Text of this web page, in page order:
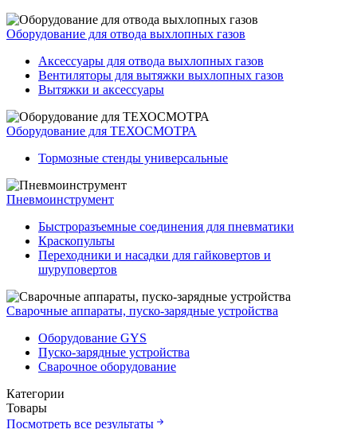
Оборудование для отвода выхлопных газов
Аксессуары для отвода выхлопных газов
Вентиляторы для вытяжки выхлопных газов
Вытяжки и аксессуары
Оборудование для ТЕХОСМОТРА
Тормозные стенды универсальные
Пневмоинструмент
Быстроразъемные соединения для пневматики
Краскопульты
Переходники и насадки для гайковертов и
шуруповертов
Сварочные аппараты, пуско-зарядные устройства
Оборудование GYS
Пуско-зарядные устройства
Сварочное оборудование
Категории
Товары
Посмотреть все результаты